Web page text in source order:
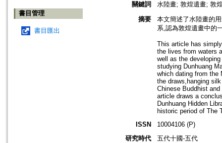
書目管理
書目匯出
關鍵詞
水陸畫; 敦煌遺畫; 敦
摘要
本文簡述了水陸畫的
系,認為敦煌遺畫中的
This article has
the lives from waters
well as the
studying Dunhuang
which dating from the
the draws,hanging
Chinese Buddhist
article draws a
Dunhuang Hidden
historic period of The
ISSN
10004106 (P)
研究時代
五代十國-五代